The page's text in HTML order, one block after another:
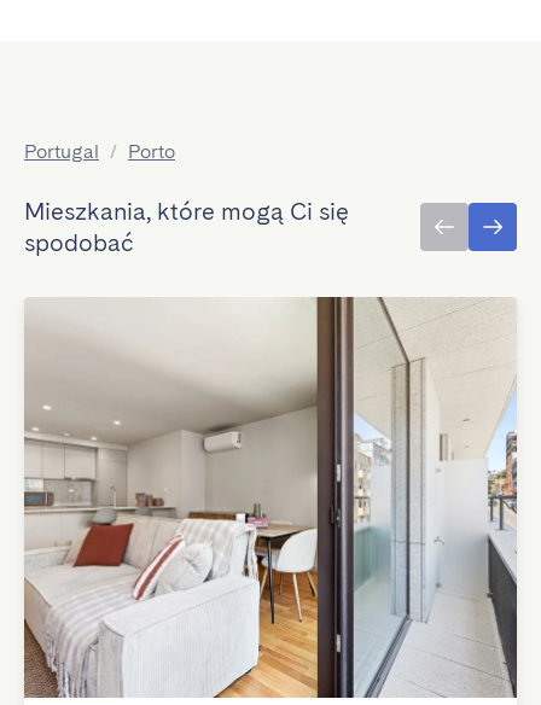
Portugal / Porto
Mieszkania, które mogą Ci się
spodobać